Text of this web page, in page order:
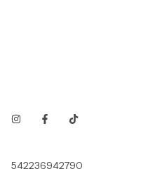
542236942790